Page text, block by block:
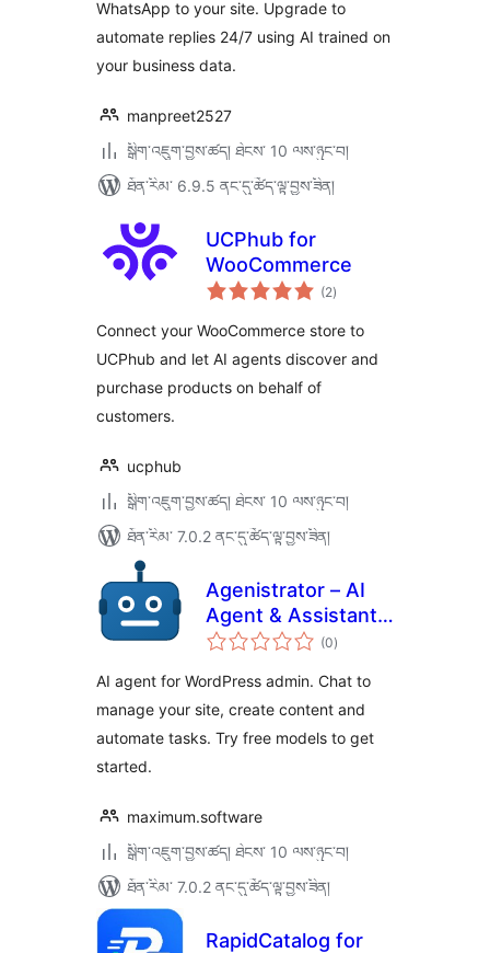
WhatsApp to your site. Upgrade to
automate replies 24/7 using AI trained on
your business data.
manpreet2527
སྒྲིག་འཇུག་བྱས་ཚད། ཐེངས་ 10 ལས་ཉུང་བ།
ཐོན་རིམ་ 6.9.5 ནང་དུ་ཚོད་ལྟ་བྱས་ཟིན།
UCPhub for
WooCommerce
(2གདེང་
འཇོག་
ཚང་།
)
Connect your WooCommerce store to
UCPhub and let AI agents discover and
purchase products on behalf of
customers.
ucphub
སྒྲིག་འཇུག་བྱས་ཚད། ཐེངས་ 10 ལས་ཉུང་བ།
ཐོན་རིམ་ 7.0.2 ནང་དུ་ཚོད་ལྟ་བྱས་ཟིན།
Agenistrator – AI
Agent & Assistant
for WordPress
(0གདེང་
འཇོག་
ཚང་།
)
AI agent for WordPress admin. Chat to
manage your site, create content and
automate tasks. Try free models to get
started.
maximum.software
སྒྲིག་འཇུག་བྱས་ཚད། ཐེངས་ 10 ལས་ཉུང་བ།
ཐོན་རིམ་ 7.0.2 ནང་དུ་ཚོད་ལྟ་བྱས་ཟིན།
RapidCatalog for